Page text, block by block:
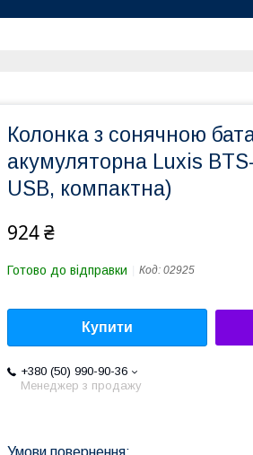
Колонка з сонячною
акумуляторна Luxis
USB, компактна)
924 ₴
Готово до відправки Код: 02925
Купити
+380 (50) 990-90-36
Менеджер з продажу